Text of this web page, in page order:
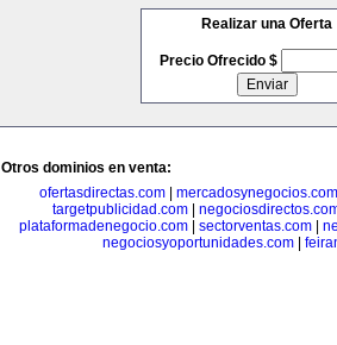
Realizar una Oferta
Precio Ofrecido $
Otros dominios en venta:
ofertasdirectas.com
mercadosynegocios.com
targetpublicidad.com
plataformadenegocio.com| sectorventas.com|
negociosyoportunidades.com